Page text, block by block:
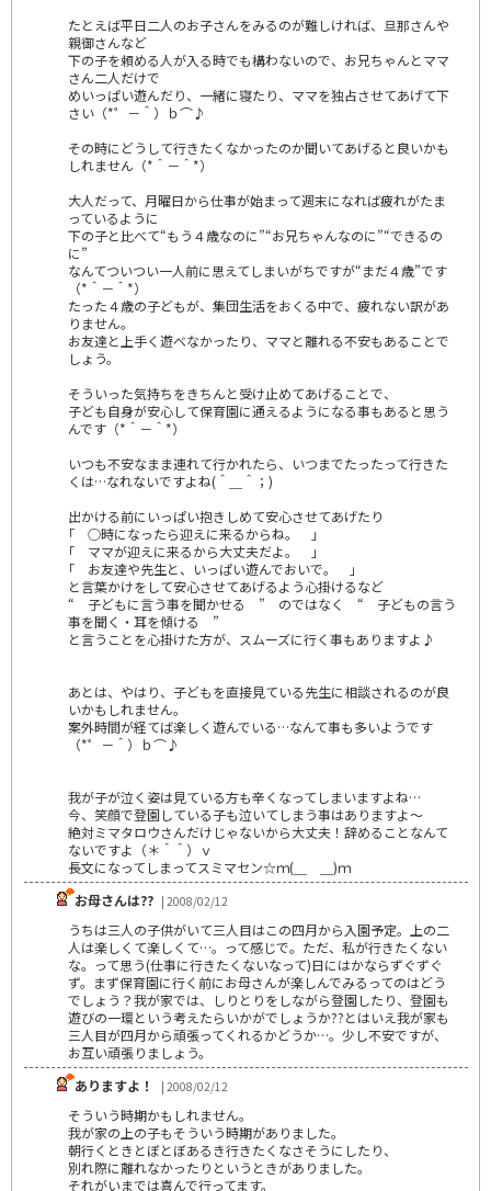
たとえば平日二人のお子さんをみるのが難しければ、旦那さんや
親御さんなど
下の子を頼める人が入る時でも構わないので、お兄ちゃんとママ
さん二人だけで
めいっぱい遊んだり、一緒に寝たり、ママを独占させてあげて下
さい（*゜－＾）ｂ⌒♪
その時にどうして行きたくなかったのか聞いてあげると良いかも
しれません（*＾－＾*）
大人だって、月曜日から仕事が始まって週末になれば疲れがたま
っているように
下の子と比べて“もう４歳なのに”“お兄ちゃんなのに”“できるの
に”
なんてついつい一人前に思えてしまいがちですが“まだ４歳”です
（*＾－＾*）
たった４歳の子どもが、集団生活をおくる中で、疲れない訳があ
りません。
お友達と上手く遊べなかったり、ママと離れる不安もあることで
しょう。
そういった気持ちをきちんと受け止めてあげることで、
子ども自身が安心して保育園に通えるようになる事もあると思う
んです（*＾－＾*）
いつも不安なまま連れて行かれたら、いつまでたったって行きた
くは…なれないですよね(＾＿＾；)
出かける前にいっぱい抱きしめて安心させてあげたり
｢ ○時になったら迎えに来るからね。 ｣
｢ ママが迎えに来るから大丈夫だよ。 ｣
｢ お友達や先生と、いっぱい遊んでおいで。 ｣
と言葉かけをして安心させてあげるよう心掛けるなど
“ 子どもに言う事を聞かせる ” のではなく “ 子どもの言う
事を聞く・耳を傾ける ”
と言うことを心掛けた方が、スムーズに行く事もありますよ♪
あとは、やはり、子どもを直接見ている先生に相談されるのが良
いかもしれません。
案外時間が経てば楽しく遊んでいる…なんて事も多いようです
（*゜－＾）ｂ⌒♪
我が子が泣く姿は見ている方も辛くなってしまいますよね…
今、笑顔で登園している子も泣いてしまう事はありますよ～
絶対ミマタロウさんだけじゃないから大丈夫！辞めることなんて
ないですよ（＊＾＾）ｖ
長文になってしまってスミマセン☆ｍ(＿ ＿)ｍ
お母さんは?? | 2008/02/12
うちは三人の子供がいて三人目はこの四月から入園予定。上の二
人は楽しくて楽しくて…。って感じで。ただ、私が行きたくない
な。って思う(仕事に行きたくないなって)日にはかならずぐずぐ
ず。まず保育園に行く前にお母さんが楽しんでみるってのはどう
でしょう？我が家では、しりとりをしながら登園したり、登園も
遊びの一環という考えたらいかがでしょうか??とはいえ我が家も
三人目が四月から頑張ってくれるかどうか…。少し不安ですが、
お互い頑張りましょう。
ありますよ！
| 2008/02/12
そういう時期かもしれません。
我が家の上の子もそういう時期がありました。
朝行くときとぼとぼあるき行きたくなさそうにしたり、
別れ際に離れなかったりというときがありました。
それがいまでは喜んで行ってます。